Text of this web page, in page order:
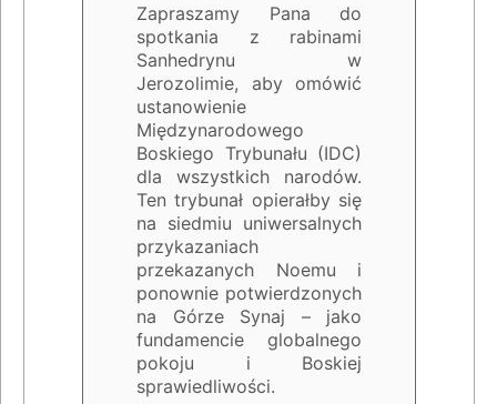
Zapraszamy Pana do
spotkania z rabinami
Sanhedrynu w
Jerozolimie, aby omówić
ustanowienie
Międzynarodowego
Boskiego Trybunału (IDC)
dla wszystkich narodów.
Ten trybunał opierałby się
na siedmiu uniwersalnych
przykazaniach
przekazanych Noemu i
ponownie potwierdzonych
na Górze Synaj – jako
fundamencie globalnego
pokoju i Boskiej
sprawiedliwości.